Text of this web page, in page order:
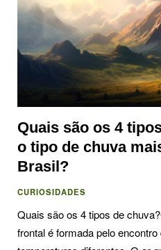
Quais são os 4
o tipo de chuva
Brasil?
CURIOSIDADES
Quais são os 4 tipos de
frontal é formada pelo